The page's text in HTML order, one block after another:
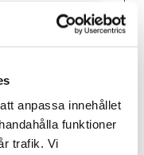
anpassa innehållet
funktioner
trafik. Vi